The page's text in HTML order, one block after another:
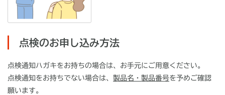
点検のお申し込み方法
点検通知ハガキをお持ちの場合は、お手元にご用意ください。
点検通知をお持ちでない場合は、 製品名・製品番号を予めご確認
願います。